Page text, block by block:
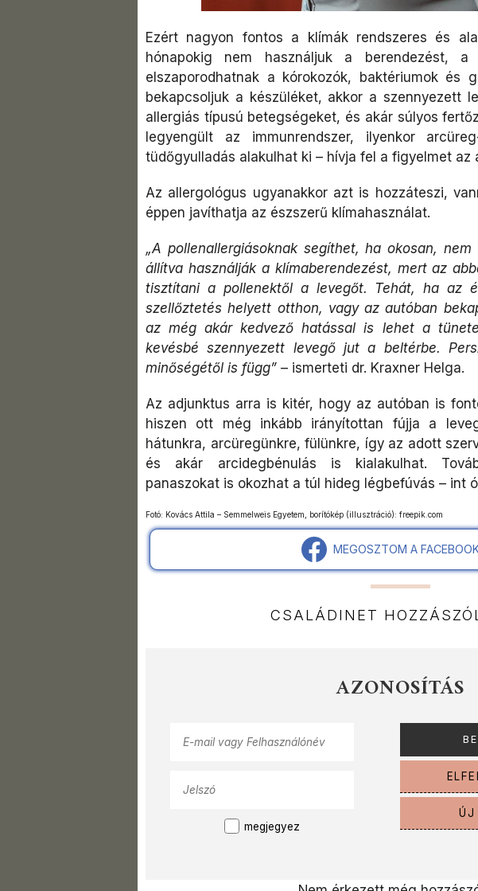
Ezért nagyon fontos a klímák rendszeres és
hónapokig nem használjuk a berendezést, a
elszaporodhatnak a kórokozók, baktériumok és
bekapcsoljuk a készüléket, akkor a szennyezett
allergiás típusú betegségeket, és akár súlyos
legyengült az immunrendszer, ilyenkor
tüdőgyulladás alakulhat ki – hívja fel a figyelmet az
Az allergológus ugyanakkor azt is hozzáteszi,
éppen javíthatja az észszerű klímahasználat.
„A pollenallergiásoknak segíthet, ha okosan,
állítva használják a klímaberendezést, mert az
tisztítani a pollenektől a levegőt. Tehát, ha az
szellőztetés helyett otthon, vagy az autóban
az még akár kedvező hatással is lehet a
kevésbé szennyezett levegő jut a beltérbe.
minőségétől is függ” – ismerteti dr. Kraxner Helga.
Az adjunktus arra is kitér, hogy az autóban is
hiszen ott még inkább irányítottan fújja a
hátunkra, arcüregünkre, fülünkre, így az adott
és akár arcidegbénulás is kialakulhat.
panaszokat is okozhat a túl hideg légbefúvás – int
Fotó: Kovács Attila – Semmelweis Egyetem, borítókép (illusztráció): freepik.com
MEGOSZTOM A
CSALÁDINET
AZONOSÍTÁS
megjegyez
ÚJ